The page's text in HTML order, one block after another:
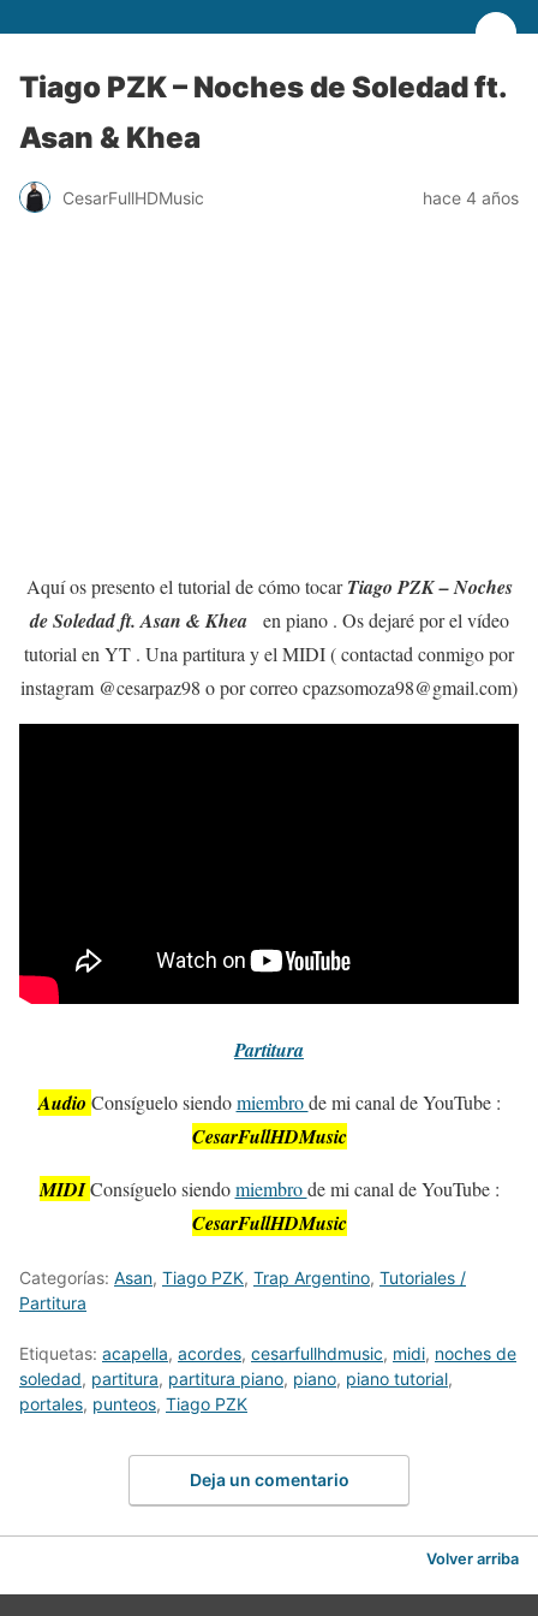
Tiago PZK – Noches de Soledad ft.
Asan & Khea
CesarFullHDMusic hace 4 años
Aquí os presento el tutorial de cómo tocarTiago PZK – Noches
de Soledad ft. Asan & Khea
en piano . Os dejaré por el vídeo
tutorial en YT . Una partitura y el MIDI ( contactad conmigo por
instagram @cesarpaz98 o por correo cpazsomoza98@gmail.com)
Partitura
Audio Consíguelo siendomiembrode mi canal de YouTube :
CesarFullHDMusic
MIDI Consíguelo siendomiembrode mi canal de YouTube :
CesarFullHDMusic
Categorías: Asan, Tiago PZK, Trap Argentino, Tutoriales /
Partitura
Etiquetas: acapella, acordes, cesarfullhdmusic, midi, noches de
soledad, partitura, partitura piano, piano, piano tutorial,
portales, punteos, Tiago PZK
Deja un comentario
Volver arriba